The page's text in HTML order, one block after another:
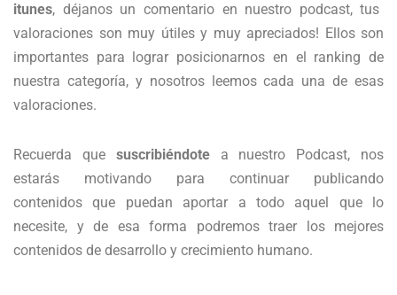
itunes, déjanos un comentario en nuestro podcast, tus
valoraciones son muy útiles y muy apreciados! Ellos son
importantes para lograr posicionarnos en el ranking de
nuestra categoría, y nosotros leemos cada una de esas
valoraciones.
Recuerda que suscribiéndotea nuestro Podcast, nos
estarás motivando para continuar publicando
contenidos que puedan aportar a todo aquel que lo
necesite, y de esa forma podremos traer los mejores
contenidos de desarrollo y crecimiento humano.